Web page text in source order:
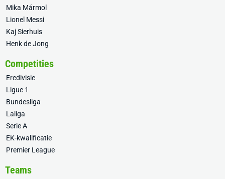
Mika Mármol
Lionel Messi
Kaj Sierhuis
Henk de Jong
Competities
Eredivisie
Ligue 1
Bundesliga
Laliga
Serie A
EK-kwalificatie
Premier League
Teams